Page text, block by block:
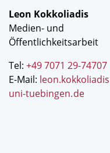
Leon Kokkoliadis
Medien- und
Öffentlichkeitsarbeit
Tel: +49 7071 29-74707
E-Mail: leon.kokkoliadis
uni-tuebingen.de